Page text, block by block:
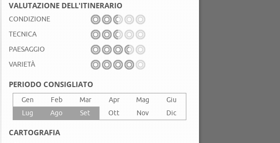
VALUTAZIONE DELL'ITINERARIO
CONDIZIONE
TECNICA
PAESAGGIO
VARIETÀ
PERIODO CONSIGLIATO
Gen Feb Mar Apr Mag
Giu
Lug
Ago Set Ott Nov Dic
CARTOGRAFIA